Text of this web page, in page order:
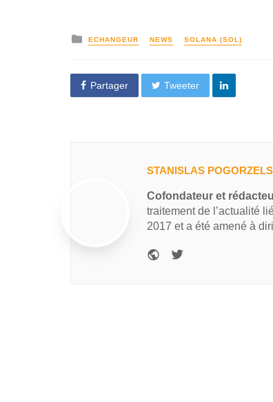
ECHANGEUR NEWS SOLANA (SOL)
Partager Tweeter
STANISLAS
Cofondateur et
traitement de l’actualité
2017 et a été amené à